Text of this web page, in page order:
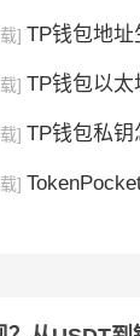
] TP钱包地址生
] TP钱包以太坊手
] TP钱包私钥怎么
] TokenPocket客